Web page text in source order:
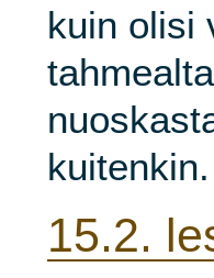
kuin olisi
kuitenkin.
15.2.